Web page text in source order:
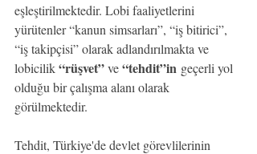
eşleştirilmektedir. Lobi faaliyetlerini
yürütenler “kanun simsarları”, “iş bitirici”,
“iş takipçisi” olarak adlandırılmakta ve
lobicilik “rüşvet” ve “tehdit”in geçerli yol
olduğu bir çalışma alanı olarak
görülmektedir.
Tehdit, Türkiye'de devlet görevlilerinin